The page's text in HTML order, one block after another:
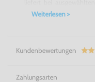
Per DTS werden euch
die Ohren gepfeffert!
Controllern und
Eine der
Ersetzt den DVD
Weiterlesen >
Kundenbewertungen
Zahlungsarten